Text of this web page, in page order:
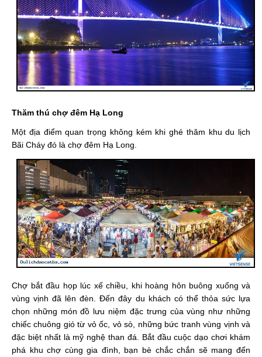
Thăm thú chợ đêm Hạ Long
Một địa điểm quan trọng không kém khi ghé thăm khu du lịch
Bãi Cháy đó là chợ đêm Hạ Long.
Chợ bắt đầu họp lúc xế chiều, khi hoàng hôn buông xuống và
vùng vịnh đã lên đèn. Đến đây du khách có thể thỏa sức lựa
chọn những món đồ lưu niệm đặc trưng của vùng như những
chiếc chuông gió từ vỏ ốc, vỏ sò, những bức tranh vùng vịnh và
đặc biệt nhất là mỹ nghệ than đá. Bắt đầu cuộc dạo chơi khám
phá khu chợ cùng gia đình, bạn bè chắc chắn sẽ mang đến